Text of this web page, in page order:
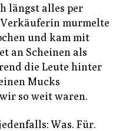
längst alles per
murmelte
und kam mit
an Scheinen als
die Leute hinter
Mucks
so weit waren.
Was. Für.